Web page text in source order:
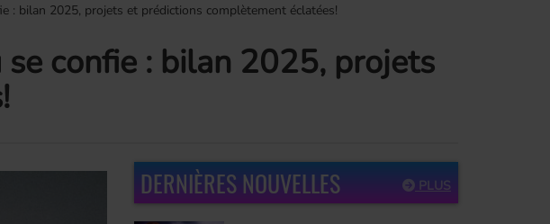
: bilan 2025, projets et prédictions complètement éclatées!
confie : bilan 2025, projets
PLUS
DERNIÈRES NOUVELLES